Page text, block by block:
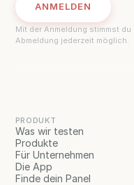
ANMELDEN
Mit der Anmeldung stimmst du
Abmeldung jederzeit möglich.
PRODUKT
Was wir testen
Produkte
Für Unternehmen
Die App
Finde dein Panel